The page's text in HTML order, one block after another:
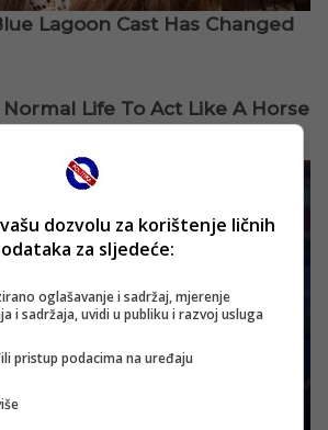
dozvolu za korištenje ličnih
za sljedeće:
oglašavanje i sadržaj, mjerenje
i sadržaja, uvidi u publiku i razvoj usluga
pristup podacima na uređaju